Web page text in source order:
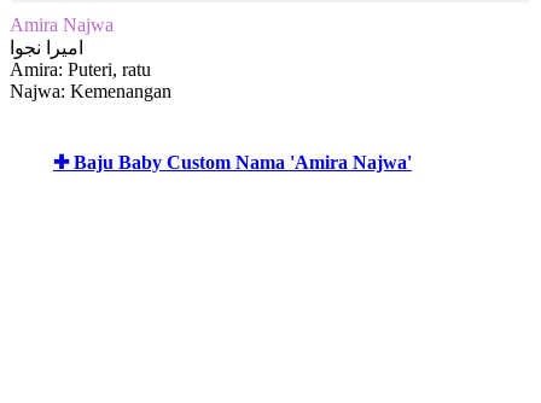
Amira Najwa
اميرا نجوا
Amira: Puteri, ratu
Najwa: Kemenangan
✚ Baju Baby Custom Nama 'Amira Najwa'